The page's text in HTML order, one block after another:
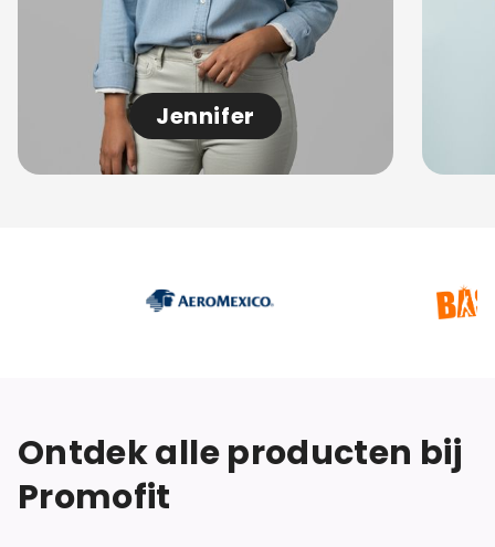
Jennifer
Ontdek alle producten bij
Promofit